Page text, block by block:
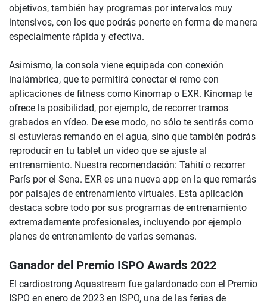
objetivos, también hay programas por intervalos muy
intensivos, con los que podrás ponerte en forma de manera
especialmente rápida y efectiva.
Asimismo, la consola viene equipada con conexión
inalámbrica, que te permitirá conectar el remo con
aplicaciones de fitness como Kinomap o EXR. Kinomap te
ofrece la posibilidad, por ejemplo, de recorrer tramos
grabados en vídeo. De ese modo, no sólo te sentirás como
si estuvieras remando en el agua, sino que también podrás
reproducir en tu tablet un vídeo que se ajuste al
entrenamiento. Nuestra recomendación: Tahití o recorrer
París por el Sena. EXR es una nueva app en la que remarás
por paisajes de entrenamiento virtuales. Esta aplicación
destaca sobre todo por sus programas de entrenamiento
extremadamente profesionales, incluyendo por ejemplo
planes de entrenamiento de varias semanas.
Ganador del Premio ISPO Awards 2022
El cardiostrong Aquastream fue galardonado con el Premio
ISPO en enero de 2023 en ISPO, una de las ferias de